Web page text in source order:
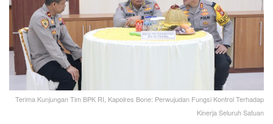
Terima Kunjungan Tim BPK RI, Kapolres Bone: Perwujudan Fungsi Kontrol Terhadap
Kinerja Seluruh Satuan